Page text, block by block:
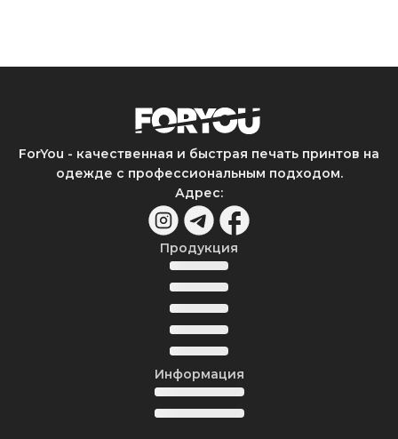
ForYou - качественная и быстрая печать принтов на
одежде с профессиональным подходом.
Адрес:
Продукция
Информация